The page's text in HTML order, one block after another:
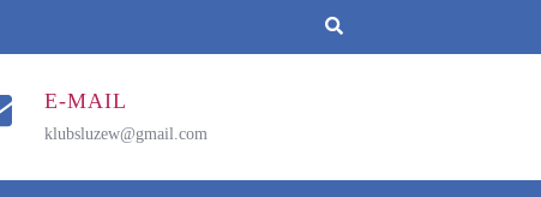
E-MAIL
klubsluzew@gmail.com